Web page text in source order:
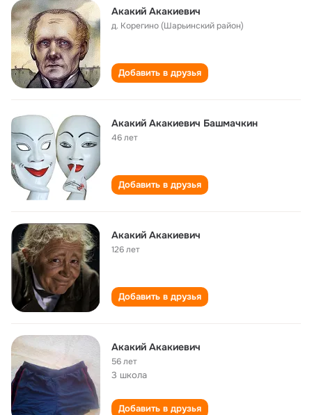
Акакий Акакиевич
д. Корегино (Шарьинский район)
Добавить в друзья
Акакий Акакиевич Башмачкин
46 лет
Добавить в друзья
Акакий Акакиевич
126 лет
Добавить в друзья
Акакий Акакиевич
56 лет
3 школа
Добавить в друзья